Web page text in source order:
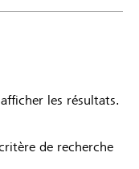
les résultats.
de recherche